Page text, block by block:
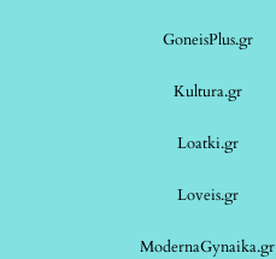
GoneisPlus.gr
Kultura.gr
Loatki.gr
Loveis.gr
ModernaGynaika.gr